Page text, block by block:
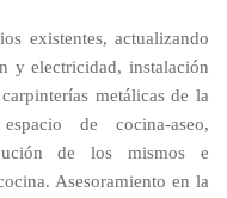
existentes, actualizando
y electricidad, instalación
metálicas de la
de cocina-aseo,
de los mismos e
Asesoramiento en la